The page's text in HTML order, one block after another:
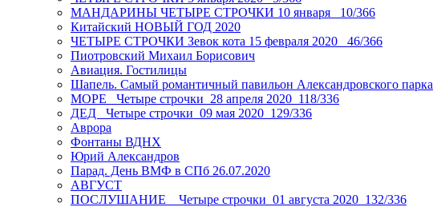
МАНДАРИНЫ ЧЕТЫРЕ СТРОЧКИ 10 января _10/366
Китайский НОВЫЙ ГОД 2020
ЧЕТЫРЕ СТРОЧКИ Зевок кота 15 февраля 2020_ 46/366
Пиотровский Михаил Борисович
Авиация. Гостилицы
Шапель. Самый романтичный павильон Александровского парка
МОРЕ _Четыре строчки_28 апреля 2020_118/336
ДЕД _Четыре строчки_09 мая 2020_129/336
Аврора
Фонтаны ВДНХ
Юрий Александров
Парад. День ВМФ в СПб 26.07.2020
АВГУСТ
ПОСЛУШАНИЕ _ Четыре строчки_01 августа 2020_132/336